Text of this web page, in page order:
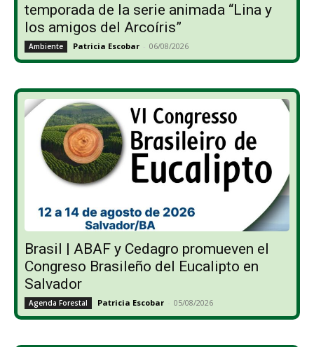
temporada de la serie animada “Lina y
los amigos del Arcoíris”
Ambiente Patricia Escobar - 06/08/2026
Brasil | ABAF y Cedagro promueven el
Congreso Brasileño del Eucalipto en
Salvador
Agenda Forestal Patricia Escobar - 05/08/2026